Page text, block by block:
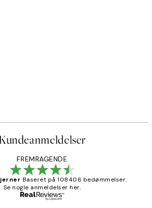
FREMRAGENDE
Baseret på 108406 bedømmelser.
Se nogle anmeldelser her.